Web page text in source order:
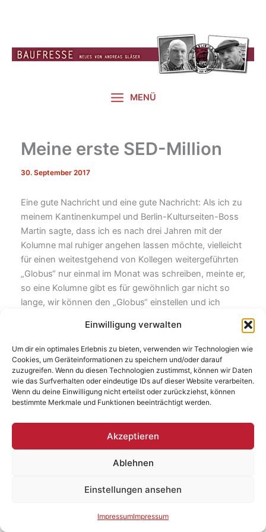
Einwilligung verwalten
Um dir ein optimales Erlebnis zu bieten, verwenden wir Technologien wie
Cookies, um Geräteinformationen zu speichern und/oder darauf
zuzugreifen. Wenn du diesen Technologien zustimmst, können wir Daten
wie das Surfverhalten oder eindeutige IDs auf dieser Website verarbeiten.
Wenn du deine Einwilligung nicht erteilst oder zurückziehst, können
bestimmte Merkmale und Funktionen beeinträchtigt werden.
Akzeptieren
Ablehnen
Einstellungen ansehen
ImpressumImpressum
MENÜ
Meine erste SED-Million
30. September 2017
Eine gute Nachricht und eine gute Nachricht: Als ich zu
meinem Kantinenkumpel und Berlin-Kulturseiten-Boss
Martin sagte, dass ich es nach drei Jahren mit der
Kolumne mal ruhiger angehen lassen möchte, vielleicht
für einen weitestgehend von Kollegen weitergeführten
„Globus“ nur einmal im Monat was schreiben, meinte er,
so eine Kolumne gibt es für gewöhnlich gar nicht so
lange, wir können den „Globus“ einstellen und ich
ähnliches. Prima. Neben meinergestrigen Kolumne
findet sich ein nettes Abschiedswort von Martin.
Halleluja! Und nun? Ich habe Bock, einen langen
Riemen zu fabrizieren, aber keinen zumVorgestern,
eher einen zumÜbermorgen.